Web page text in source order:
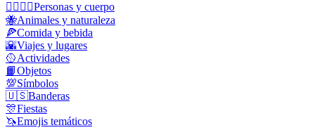
👩‍❤️‍💋‍👨Personas y cuerpo
🐝Animales y naturaleza
🍕Comida y bebida
🌇Viajes y lugares
🥎Actividades
📙Objetos
💯Símbolos
🇺🇸Banderas
🎊Fiestas
🦄Emojis temáticos